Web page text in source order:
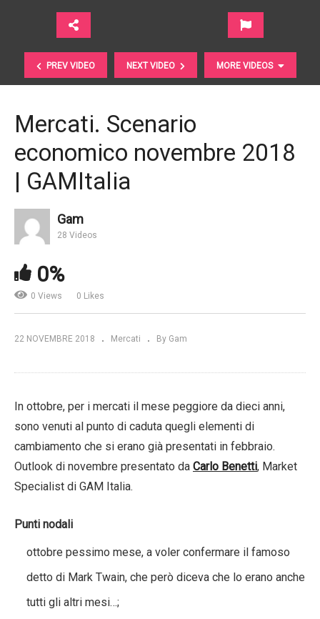
PREV VIDEO NEXT VIDEO MORE VIDEOS
Mercati. Scenario
economico novembre 2018
| GAMItalia
Gam
28 Videos
0%
0 Views 0 Likes
22 NOVEMBRE 2018 Mercati By Gam
In ottobre, per i mercati il mese peggiore da dieci anni,
sono venuti al punto di caduta quegli elementi di
cambiamento che si erano già presentati in febbraio.
Outlook di novembre presentato da Carlo Benetti, Market
Specialist di GAM Italia.
Punti nodali
ottobre pessimo mese, a voler confermare il famoso
detto di Mark Twain, che però diceva che lo erano anche
tutti gli altri mesi…;